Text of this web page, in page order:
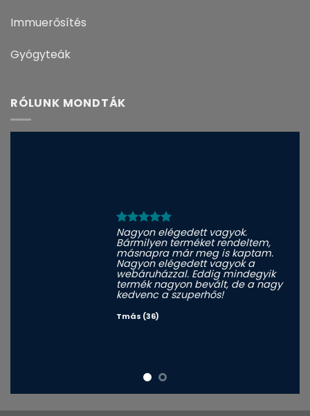
Immuerősítés
Gyógyteák
RÓLUNK MONDTÁK
Nagyon elégedett vagyok.
Bármilyen terméket rendeltem,
másnapra már meg is kaptam.
Nagyon elégedett vagyok a
webáruházzal. Eddig mindegyik
termék nagyon bevált, de a nagy
kedvenc a szuperhős!
Tmás (36)